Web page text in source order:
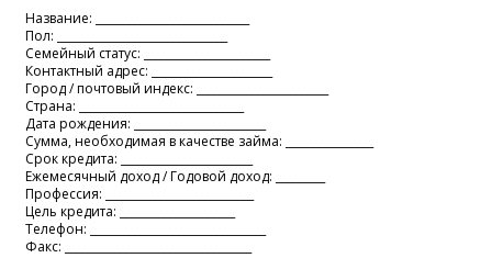
Название: ____________________________
Пол: _______________________________
Семейный статус: _______________________
Контактный адрес: ______________________
Город / почтовый индекс: ________________________
Страна: ______________________________
Дата рождения: ________________________
Сумма, необходимая в качестве займа: ________________
Срок кредита: ________________________
Ежемесячный доход / Годовой доход: _________
Профессия: ___________________________
Цель кредита: _____________________
Телефон: ________________________________
Факс: __________________________________